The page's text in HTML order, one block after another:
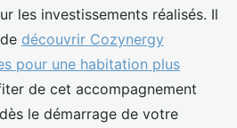
les investissements réalisés. Il
découvrir Cozynergy
pour une habitation plus
de cet accompagnement
le démarrage de votre